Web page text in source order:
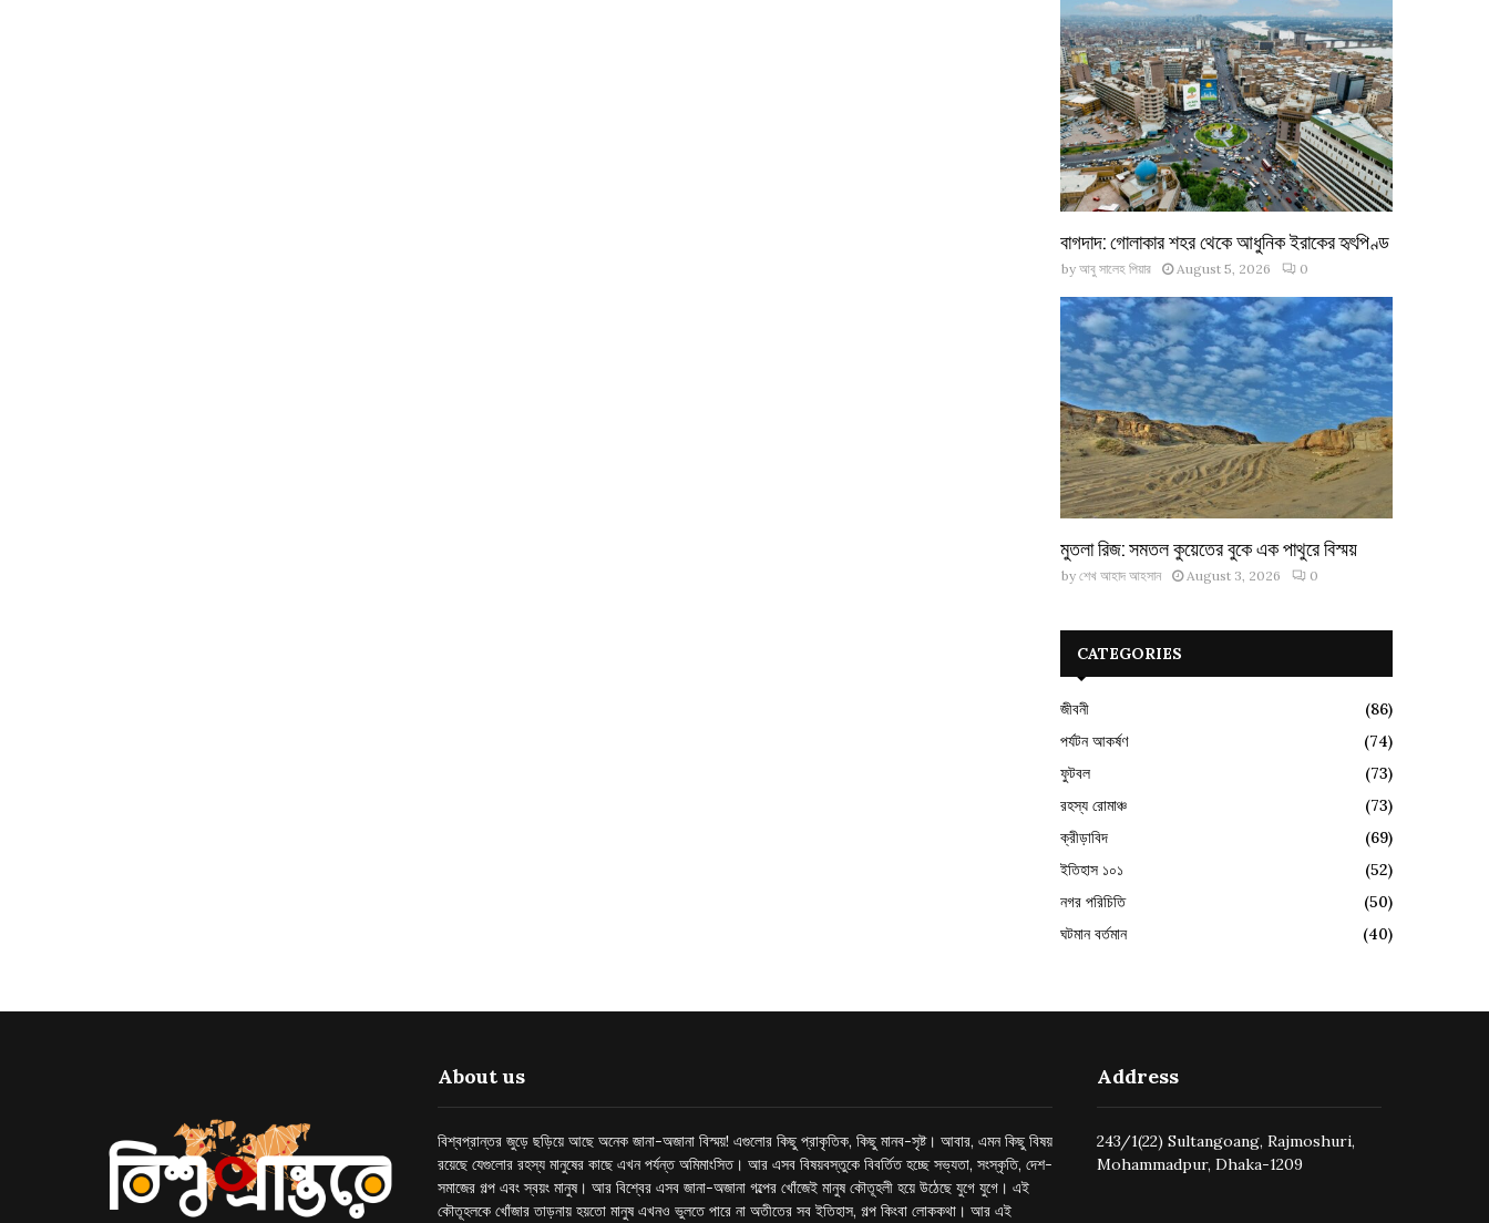
বাগদাদ: গোলাকার শহর থেকে আধুনিক ইরাকের হৃৎপিণ্ড
by আবু সালেহ পিয়ার August 5, 2026 0
মুতলা রিজ: সমতল কুয়েতের বুকে এক পাথুরে বিস্ময়
by শেখ আহাদ আহসান August 3, 2026 0
CATEGORIES
জীবনী
(86)
পর্যটন আকর্ষণ
(74)
ফুটবল
(73)
রহস্য রোমাঞ্চ
(73)
ক্রীড়াবিদ
(69)
ইতিহাস ১০১
(52)
নগর পরিচিতি
(50)
ঘটমান বর্তমান
(40)
About us
বিশ্বপ্রান্তর জুড়ে ছড়িয়ে আছে অনেক জানা-অজানা বিস্ময়! এগুলোর কিছু প্রাকৃতিক, কিছু মানব-সৃষ্ট। আবার, এমন কিছু বিষয়
রয়েছে যেগুলোর রহস্য মানুষের কাছে এখন পর্যন্ত অমিমাংসিত। আর এসব বিষয়বস্তুকে বিবর্তিত হচ্ছে সভ্যতা, সংস্কৃতি, দেশ-
সমাজের গল্প এবং স্বয়ং মানুষ। আর বিশ্বের এসব জানা-অজানা গল্পের খোঁজেই মানুষ কৌতূহলী হয়ে উঠেছে যুগে যুগে। এই
কৌতূহলকে খোঁজার তাড়নায় হয়তো মানুষ এখনও ভুলতে পারে না অতীতের সব ইতিহাস, গল্প কিংবা লোককথা। আর এই
Address
243/1(22) Sultangoang, Rajmoshuri,
Mohammadpur, Dhaka-1209